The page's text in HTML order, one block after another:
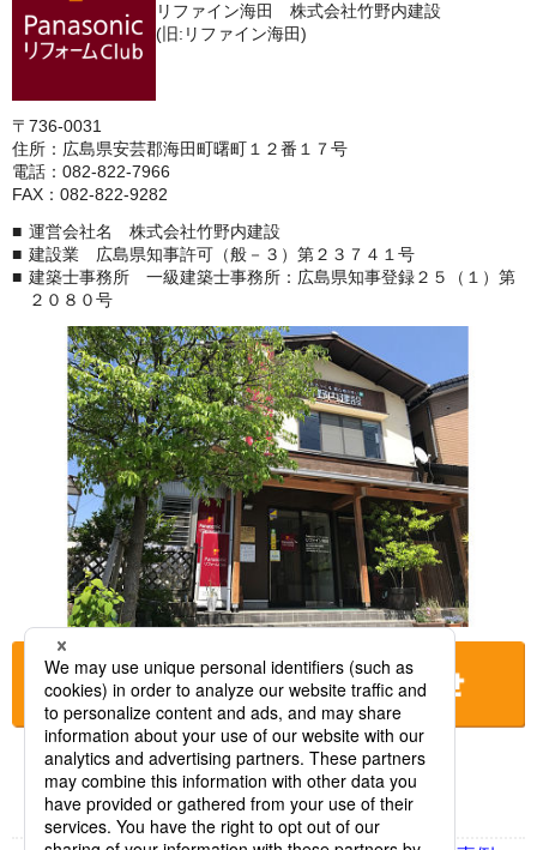
リファイン海田 株式会社竹野内建設
(旧:リファイン海田)
〒736-0031
住所：広島県安芸郡海田町曙町１２番１７号
電話：082-822-7966
FAX：082-822-9282
運営会社名 株式会社竹野内建設
建設業 広島県知事許可（般－３）第２３７４１号
建築士事務所 一級建築士事務所：広島県知事登録２５（１）第
２０８０号
お店に電話をする